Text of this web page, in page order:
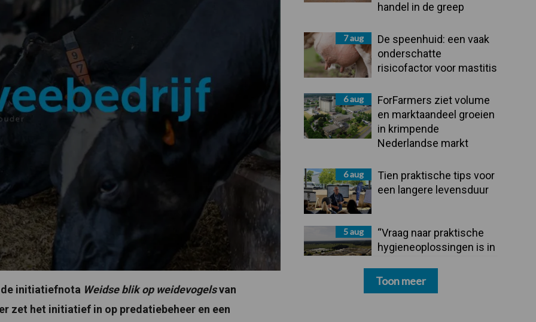
de initiatiefnota Weidse blik op weidevogelsvan
zet het initiatief in op predatiebeheer en een
handel in de greep
7 aug
De speenhuid: een vaak
onderschatte
risicofactor voor mastitis
6 aug
ForFarmers ziet volume
en marktaandeel groeien
in krimpende
Nederlandse markt
6 aug
Tien praktische tips voor
een langere levensduur
5 aug
“Vraag naar praktische
hygieneoplossingen is in
Toon meer